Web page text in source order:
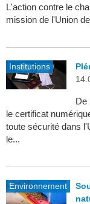
L'action contre le
mission de l'Union
Institutions
De
le certificat
toute sécurité dans
le...
Environnement